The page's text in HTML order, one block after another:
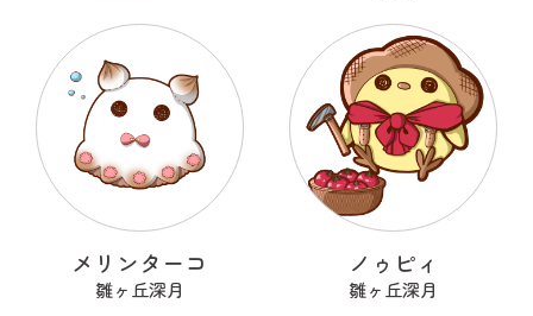
メリンターコ
雛ヶ丘深月
ノゥピィ
雛ヶ丘深月